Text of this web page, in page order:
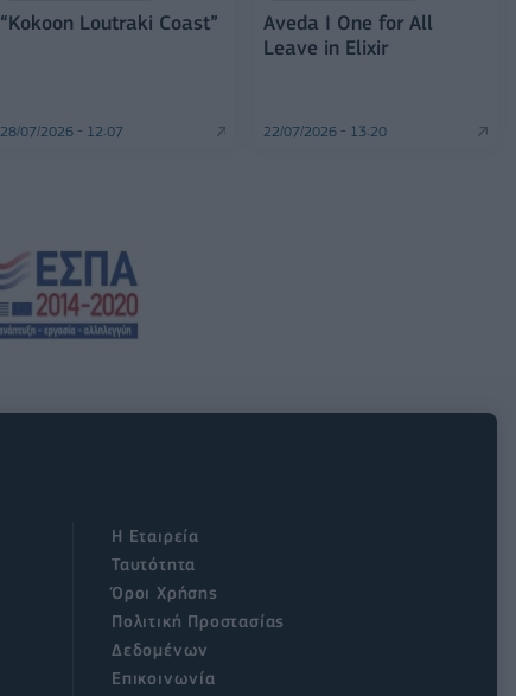
“Kokoon Loutraki Coast”
28/07/2026 - 12:07
Aveda I One for All
Leave in Elixir
22/07/2026 - 13:20
Η Εταιρεία
Ταυτότητα
Όροι Χρήσης
Πολιτική Προστασίας
Δεδομένων
Επικοινωνία